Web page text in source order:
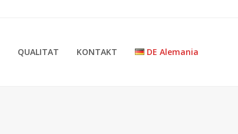
QUALITAT KONTAKT DE Alemania